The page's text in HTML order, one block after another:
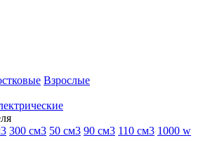
Взрослые
300 см3 50 см3 90 см3 110 см3 1000 w